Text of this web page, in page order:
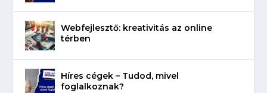
Webfejlesztő: kreativitás az online
térben
Híres cégek – Tudod, mivel
foglalkoznak?